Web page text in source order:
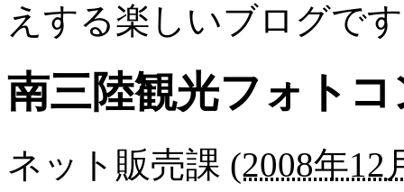
えする楽しいブログで
南三陸観光フォト
ネット販売課 (2008年12